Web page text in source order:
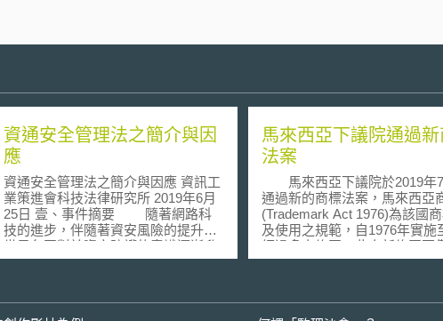
資通安全管理法之簡介與因
應
資通安全管理法之簡介與因應 資訊工
業策進會科技法律研究所 2019年6月
25日 壹、事件摘要 隨著網路科
技的進步，伴隨著資安風險的提升，
世界各國對於資安防護的意識逐漸升
高，紛紛訂定相關之資安防護或因應
馬來西亞下議院通過新
法案
馬來西亞下議院於2019年7
通過新的商標法案，馬來西亞
(Trademark Act 1976)為該國
及使用之規範，自1976年實施
經過多次修正。此次新修正不
非傳統商標之註冊申請，也包